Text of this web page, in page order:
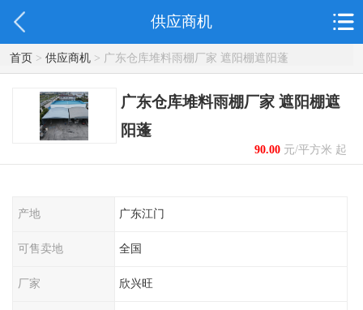
供应商机
首页> 供应商机> 广东仓库堆料雨棚厂家 遮阳棚遮阳蓬
广东仓库堆料雨棚厂家 遮阳棚遮
阳蓬
90.00元/平方米 起
产地 广东江门
可售卖地 全国
厂家 欣兴旺